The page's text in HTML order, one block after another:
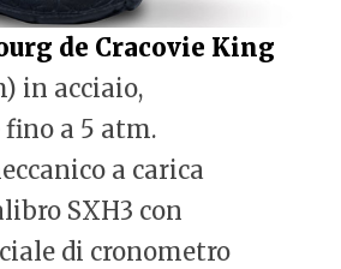
de Cracovie King
in acciaio,
a 5 atm.
a carica
SXH3 con
di cronometro